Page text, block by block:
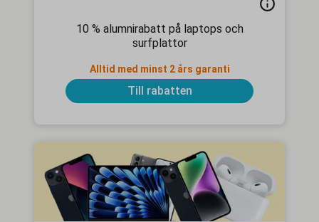
10 % alumnirabatt på laptops och
surfplattor
Alltid med minst 2 års garanti
Till rabatten